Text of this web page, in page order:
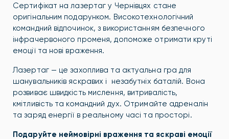
Сертифікат на лазертаг у Чернівцях стане
оригінальним подарунком. Високотехнологічний
командний відпочинок, з використанням безпечного
інфрачервоного променя, допоможе отримати круті
емоції та нові враження.
Лазертаг — це захоплива та актуальна гра для
шанувальників яскравих і незабутніх баталій. Вона
розвиває швидкість мислення, витривалість,
кмітливість та командний дух. Отримайте адреналін
та заряд енергії в реальному часі та просторі.
Подаруйте неймовірні враження та яскраві емоції